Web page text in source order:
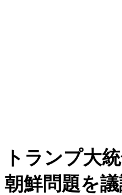
トランプ大
朝鮮問題を